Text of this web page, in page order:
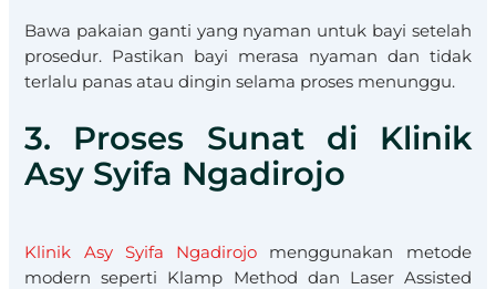
Bawa pakaian ganti yang nyaman untuk bayi setelah
prosedur. Pastikan bayi merasa nyaman dan tidak
terlalu panas atau dingin selama proses menunggu.
3. Proses Sunat di Klinik
Asy Syifa Ngadirojo
Klinik Asy Syifa Ngadirojo menggunakan metode
modern seperti Klamp Method dan Laser Assisted